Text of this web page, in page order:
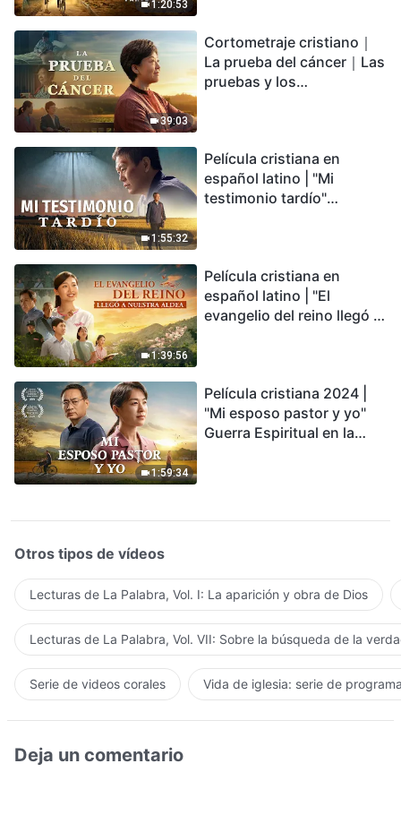
1:20:53
encontrarás refugio?
39:03
Cortometraje cristiano｜
La prueba del cáncer｜Las
pruebas y los
1:55:32
Película cristiana en
español latino | "Mi
testimonio tardío"
conmovedor
1:39:56
Película cristiana en
español latino | "El
evangelio del reino llegó a
1:59:34
Película cristiana 2024 |
"Mi esposo pastor y yo"
Guerra Espiritual en la
Otros tipos de vídeos
Lecturas de La Palabra, Vol. I: La aparición y obra de Dios
Lecturas de La Palabra, Vol. VII: Sobre la búsqueda de la
Serie de videos corales Vida de iglesia: serie de
Deja un comentario